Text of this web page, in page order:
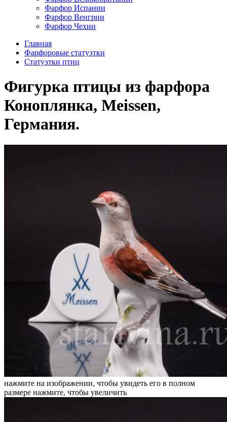
Фарфор Испании
Фарфор Венгрии
Фарфор Чехии
Главная
Фарфоровые статуэтки
Cтатуэтки птиц
Фигурка птицы из фарфора
Коноплянка, Meissen,
Германия.
нажмите на изображении, чтобы увидеть его в полном
размере нажмите, чтобы увеличить